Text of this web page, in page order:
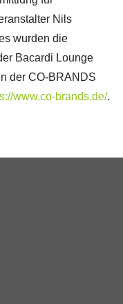
Nils
wurden die
Bacardi Lounge
der CO-BRANDS
www.co-brands.de/.